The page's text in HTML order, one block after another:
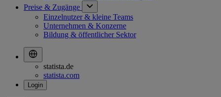
Preise & Zugänge
Einzelnutzer & kleine Teams
Unternehmen & Konzerne
Bildung & öffentlicher Sektor
statista.de
statista.com